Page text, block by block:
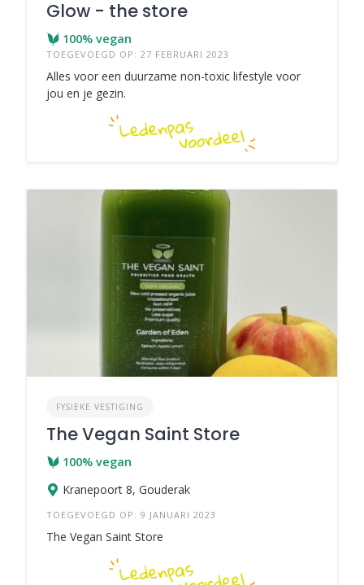
Glow - the store
100% vegan
TOEGEVOEGD OP: 27 FEBRUARI 2023
Alles voor een duurzame non-toxic lifestyle voor
jou en je gezin.
FYSIEKE VESTIGING
The Vegan Saint Store
100% vegan
Kranepoort 8, Gouderak
TOEGEVOEGD OP: 9 JANUARI 2023
The Vegan Saint Store